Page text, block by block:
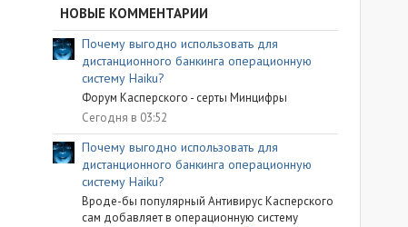
НОВЫЕ КОММЕНТАРИИ
Почему выгодно использовать для
дистанционного банкинга операционную
систему Haiku?
Форум Касперского - серты Минцифры
Сегодня в 03:52
Почему выгодно использовать для
дистанционного банкинга операционную
систему Haiku?
Вроде-бы популярный Антивирус Касперского
сам добавляет в операционную систему